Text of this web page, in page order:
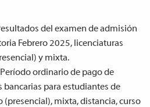
del examen de admisión
Febrero 2025, licenciaturas
y mixta.
Período ordinario de pago de
para estudiantes de
(presencial), mixta, distancia, curso